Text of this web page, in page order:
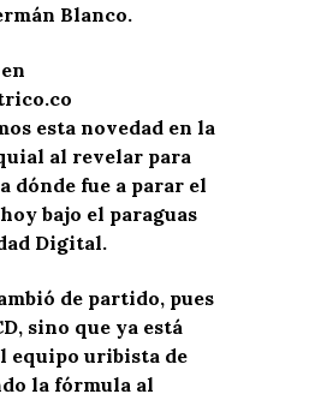
Blanco.
esta novedad en la
al revelar para
dónde fue a parar el
bajo el paraguas
Digital.
de partido, pues
sino que ya está
equipo uribista de
la fórmula al